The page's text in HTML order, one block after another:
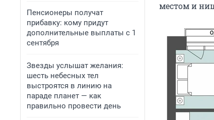
Пенсионеры получат
прибавку: кому придут
дополнительные выплаты с 1
сентября
Звезды услышат желания:
шесть небесных тел
выстроятся в линию на
параде планет — как
правильно провести день
местом и